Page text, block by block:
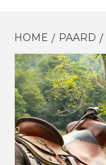
HOME PAARD